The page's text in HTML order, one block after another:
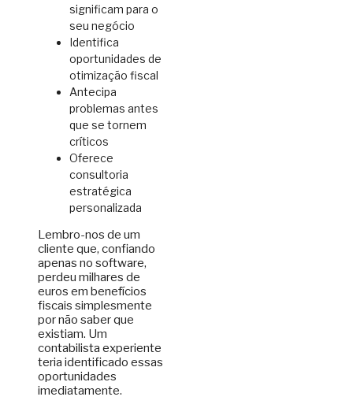
significam para o
seu negócio
Identifica
oportunidades de
otimização fiscal
Antecipa
problemas antes
que se tornem
críticos
Oferece
consultoria
estratégica
personalizada
Lembro-nos de um
cliente que, confiando
apenas no software,
perdeu milhares de
euros em benefícios
fiscais simplesmente
por não saber que
existiam. Um
contabilista experiente
teria identificado essas
oportunidades
imediatamente.